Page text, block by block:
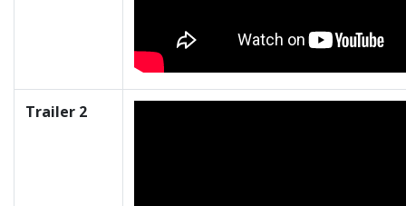
Trailer 2